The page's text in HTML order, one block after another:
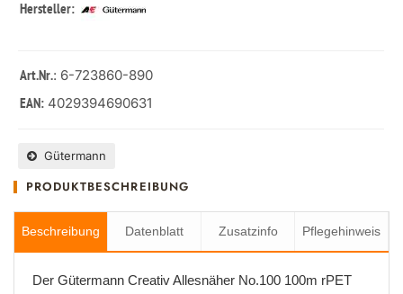
Hersteller:
Art.Nr.: 6-723860-890
EAN: 4029394690631
Gütermann
PRODUKTBESCHREIBUNG
Beschreibung Datenblatt Zusatzinfo Pflegehinweis
Der Gütermann Creativ Allesnäher No.100 100m rPET